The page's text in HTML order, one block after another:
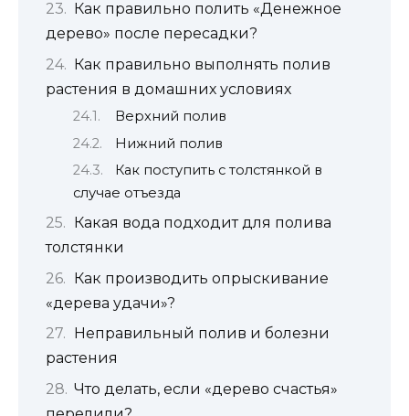
Как правильно полить «Денежное
дерево» после пересадки?
Как правильно выполнять полив
растения в домашних условиях
Верхний полив
Нижний полив
Как поступить с толстянкой в
случае отъезда
Какая вода подходит для полива
толстянки
Как производить опрыскивание
«дерева удачи»?
Неправильный полив и болезни
растения
Что делать, если «дерево счастья»